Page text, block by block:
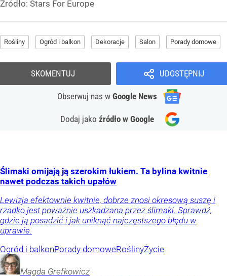
Źródło: Stars For Europe
Rośliny Ogród i balkon Dekoracje Salon Porady domowe
UDOSTĘPNIJ
Obserwuj nas w Google News
Dodaj jako źródło w Google
SKOMENTUJ
Ślimaki omijają ją szerokim łukiem. Ta bylina kwitnie
nawet podczas takich upałów
Lewizja efektownie kwitnie, dobrze znosi okresową suszę i
rzadko jest poważnie uszkadzana przez ślimaki. Sprawdź,
gdzie ją posadzić i jak uniknąć najczęstszego błędu w
uprawie.
Ogród i balkonPorady domoweRoślinyŻycie
Magda Grefkowicz